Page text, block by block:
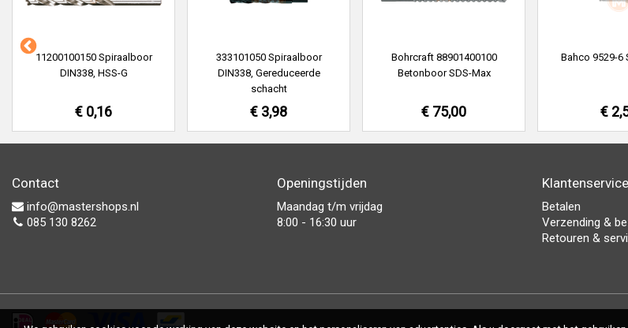
11200100150 Spiraalboor
DIN338, HSS-G
€ 0,16
333101050 Spiraalboor
DIN338, Gereduceerde
schacht
€ 3,98
Bohrcraft 88901400100
Betonboor SDS-Max
€ 75,00
Bahco 9529-6
€
Contact
info@mastershops.nl
085 130 8262
Openingstijden
Maandag t/m vrijdag
8:00 - 16:30 uur
Klantenservice
Betalen
Verzending &
Retouren &